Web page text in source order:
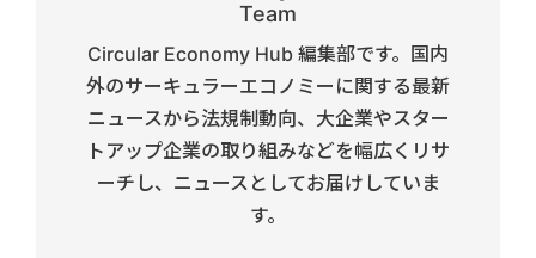
Team
Circular Economy Hub 編集部です。国内
外のサーキュラーエコノミーに関する最新
ニュースから法規制動向、大企業やスター
トアップ企業の取り組みなどを幅広くリサ
ーチし、ニュースとしてお届けしていま
す。